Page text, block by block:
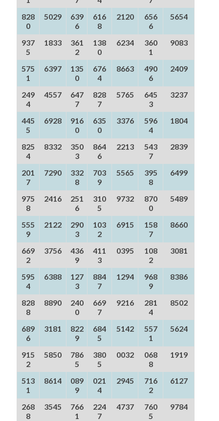
828
0
5029
639
6
616
8
2120
656
6
5654
937
5
1833
361
2
138
0
6234
360
1
9083
575
1
6397
135
0
676
4
8663
490
6
2409
249
4
4557
647
7
828
7
5765
645
3
3237
445
5
6928
916
0
635
0
3376
596
4
1804
825
4
8332
350
3
864
6
2213
543
7
2839
201
7
7290
332
8
703
9
5565
395
8
6499
975
8
2416
251
6
310
5
9732
870
0
5489
555
9
2122
290
3
103
2
6915
158
7
8660
669
2
3756
436
9
411
3
0395
108
2
3081
595
4
6388
127
3
884
7
1294
968
9
8386
828
8
8890
240
0
669
7
9216
281
4
8502
689
6
3181
822
9
684
5
5142
557
1
5624
915
2
5850
786
5
380
5
0032
068
8
1919
513
1
8614
089
9
021
4
2945
716
2
6127
268
8
3545
766
1
224
7
4737
760
5
9784